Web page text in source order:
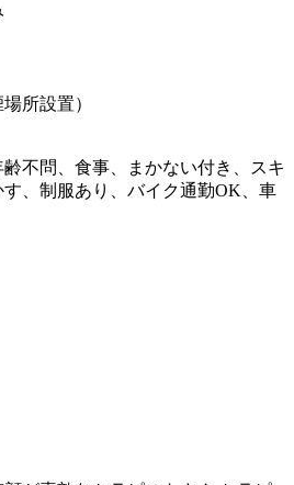
所設置）
不問、食事、まかない付き、スキ
、制服あり、バイク通勤OK、車